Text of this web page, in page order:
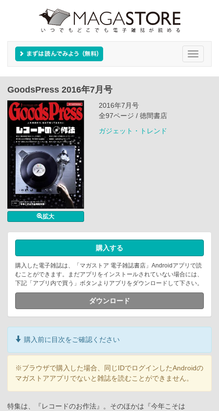
Toggle
GoodsPress 2016年7月号
拡大
2016年7月号
全97ページ / 徳間書店
ガジェット・トレンド
購入する
購入した電子雑誌は、「マガストア 電子雑誌書店」Androidアプリで読
むことができます。まだアプリをインストールされていない場合には、
下記「アプリ内で買う」ボタンよりアプリをダウンロードして下さい。
ダウンロード
購入前に目次をご確認ください
※ブラウザで購入した場合、同じIDでログインしたAndroidの
マガストアアプリでないと雑誌を読むことができません。
特集は、『レコードのお作法』。そのほかは『今年こそは